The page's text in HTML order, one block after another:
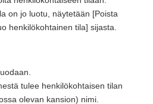
on jo luotu, näytetään [Poista
henkilökohtainen tila] sijasta.
tulee henkilökohtaisen tilan
olevan kansion) nimi.